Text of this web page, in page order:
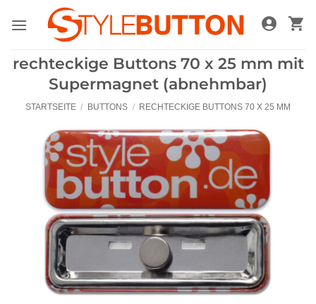
Inhalt
rechteckige Buttons 70 x 25 mm mit
Supermagnet (abnehmbar)
STARTSEITE / BUTTONS / RECHTECKIGE BUTTONS 70 X 25 MM